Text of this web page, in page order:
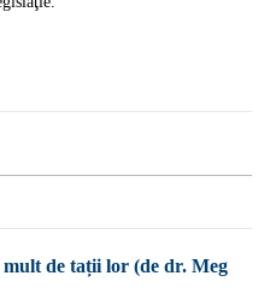
mult de tații lor (de dr. Meg